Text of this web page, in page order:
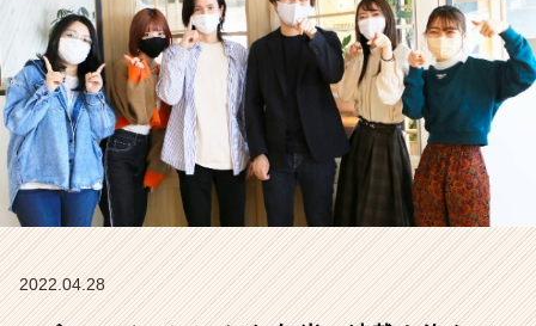
式
会
社
れ
か
の
イ
2022.04.28